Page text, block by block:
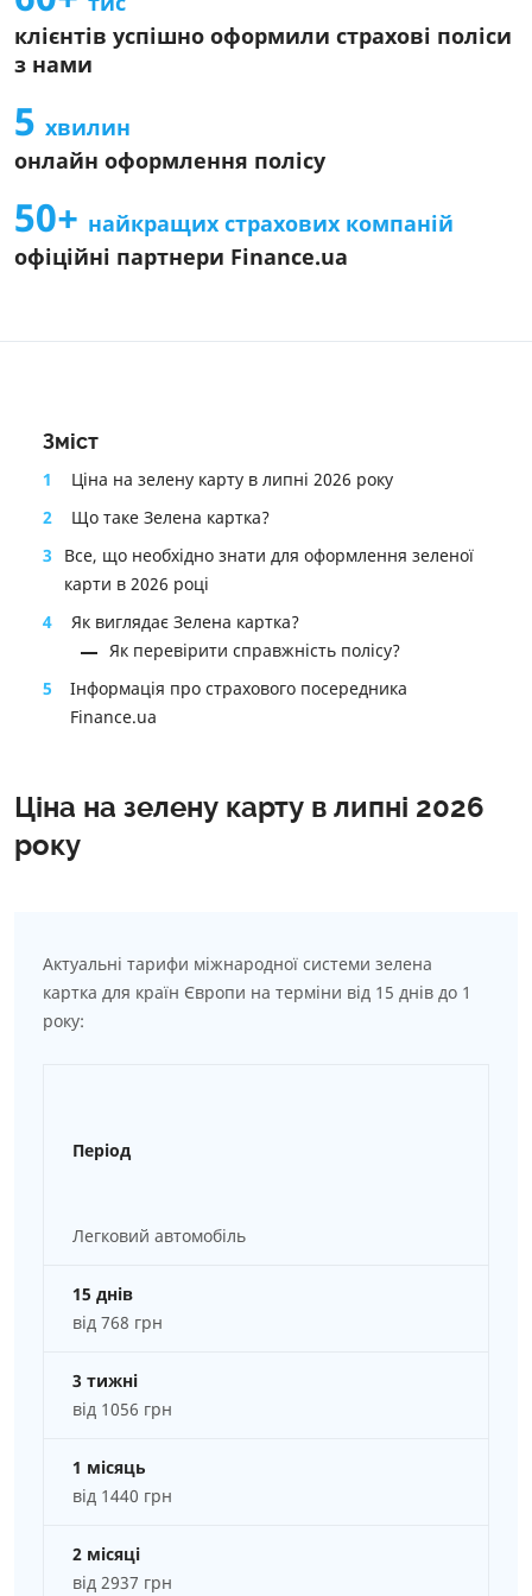
Інформація про СК
Інформація про страховий продукт
клієнтів успішно оформили страхові поліси
з нами
5 хвилин
онлайн оформлення полісу
50+ найкращих страхових компаній
офіційні партнери Finance.ua
Зміст
1
Ціна на зелену карту в липні 2026 року
2
Що таке Зелена картка?
3
Все, що необхідно знати для оформлення зеленої
карти в 2026 році
4
Як виглядає Зелена картка?
Як перевірити справжність полісу?
5
Інформація про страхового посередника
Finance.ua
Ціна на зелену карту в липні 2026
року
Актуальні тарифи міжнародної системи зелена
картка для країн Європи на терміни від 15 днів до 1
року:
Період
Легковий автомобіль
15 днів
від 768 грн
3 тижні
від 1056 грн
1 місяць
від 1440 грн
2 місяці
від 2937 грн